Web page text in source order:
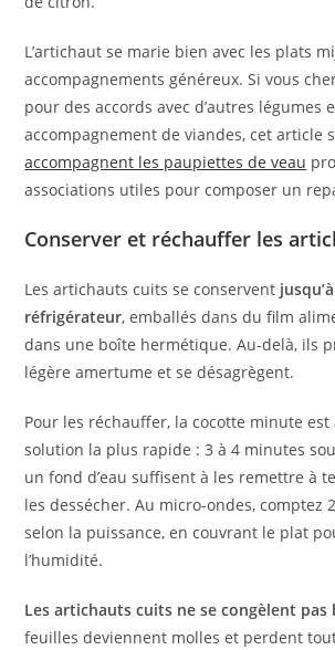
L’artichaut se marie bien avec les plats
accompagnements généreux. Si vous
pour des accords avec d’autres légumes
accompagnement de viandes, cet article
accompagnent les paupiettes de veau
associations utiles pour composer un
Conserver et réchauffer les
Les artichauts cuits se conservent
réfrigérateur, emballés dans du film
dans une boîte hermétique. Au-delà, ils
légère amertume et se désagrègent.
Pour les réchauffer, la cocotte minute est
solution la plus rapide : 3 à 4 minutes
un fond d’eau suffisent à les remettre à
les dessécher. Au micro-ondes, comptez
selon la puissance, en couvrant le plat
l’humidité.
Les artichauts cuits ne se congèlent pas
feuilles deviennent molles et perdent